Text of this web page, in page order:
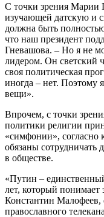
С точки зрения Марии
изучающей датскую и
должна быть
что наш президент
Гневашова. – Но я не
лидером. Он светский
своя политическая
иногда – нет. Поэтому
вещи».
Впрочем, с точки
политики религии
«симфонии», согласно
обязаны сотрудничать
в обществе.
«Путин –
лет, который понимает
Константин Малофеев,
православного